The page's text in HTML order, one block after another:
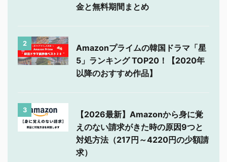
金と無料期間まとめ
2
Amazonプライムの韓国ドラマ「星
5」ランキング TOP20！【2020年
以降のおすすめ作品】
3
【2026最新】Amazonから身に覚
えのない請求がきた時の原因9つと
対処方法（217円～4220円の少額請
求）